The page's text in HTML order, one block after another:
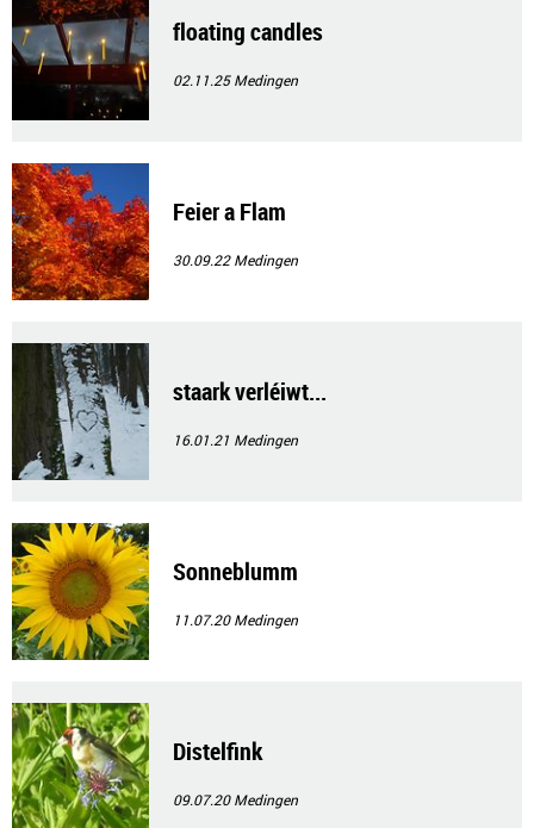
floating candles
02.11.25Medingen
Feier a Flam
30.09.22Medingen
staark verléiwt...
16.01.21 Medingen
Sonneblumm
11.07.20Medingen
Distelfink
09.07.20Medingen